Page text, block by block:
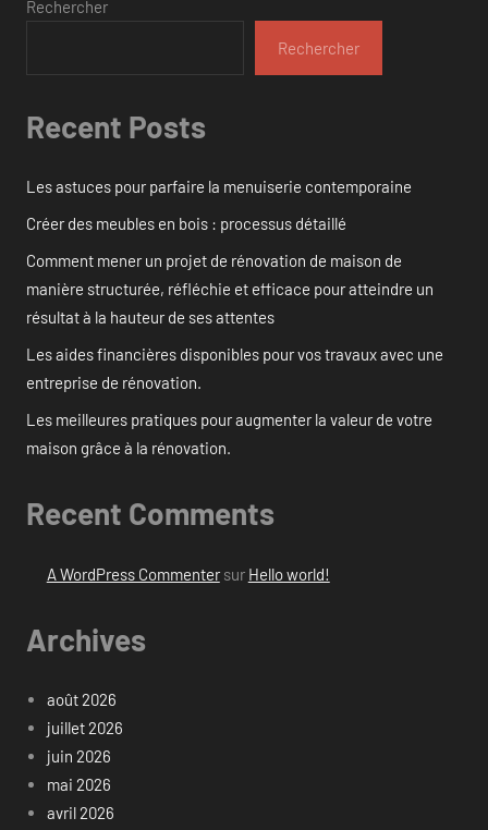
Rechercher
Rechercher
Recent Posts
Les astuces pour parfaire la menuiserie contemporaine
Créer des meubles en bois : processus détaillé
Comment mener un projet de rénovation de maison de
manière structurée, réfléchie et efficace pour atteindre un
résultat à la hauteur de ses attentes
Les aides financières disponibles pour vos travaux avec une
entreprise de rénovation.
Les meilleures pratiques pour augmenter la valeur de votre
maison grâce à la rénovation.
Recent Comments
A WordPress Commentersur Hello world!
Archives
août 2026
juillet 2026
juin 2026
mai 2026
avril 2026